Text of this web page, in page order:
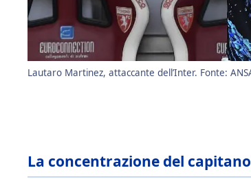
Lautaro Martinez, attaccante dell’Inter. Fonte:
La concentrazione del